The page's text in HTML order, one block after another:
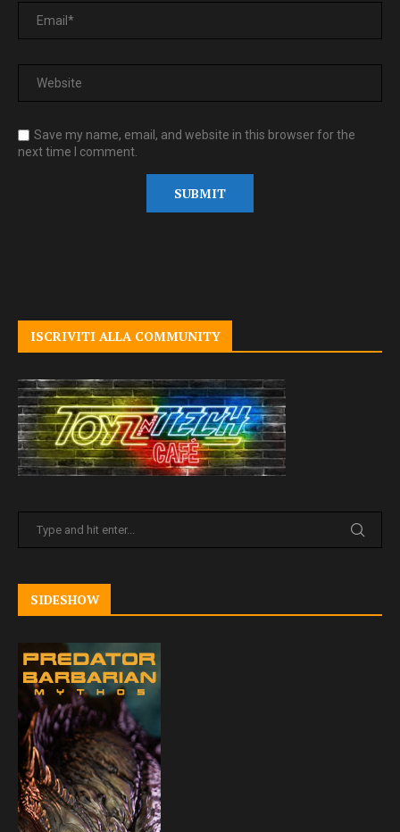
Save my name, email, and website in this browser for the
next time I comment.
ISCRIVITI ALLA COMMUNITY
SIDESHOW